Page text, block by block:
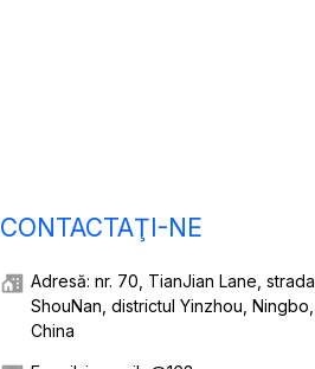
CONTACTAŢI-NE
Adresă: nr. 70, TianJian Lane, strada
ShouNan, districtul Yinzhou, Ningbo,
China